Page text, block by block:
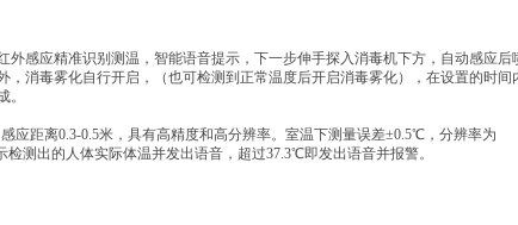
感应精准识别测温，智能语音提示，下一步伸手探入消毒机下方，自动感应后
，消毒雾化自行开启，（也可检测到正常温度后开启消毒雾化），在设置的时间
。
应距离0.3-0.5米，具有高精度和高分辨率。室温下测量误差±0.5℃，分辨率为
测出的人体实际体温并发出语音，超过37.3℃即发出语音并报警。